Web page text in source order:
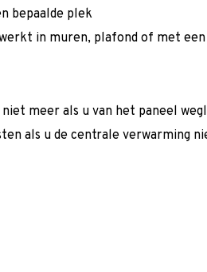
bepaalde plek
in muren, plafond of met
meer als u van het paneel
als u de centrale verwarming